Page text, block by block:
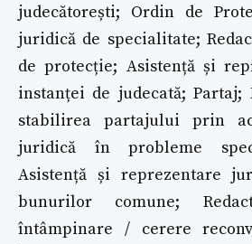
judecătorești; Ordin de
juridică de specialitate;
de protecție; Asistență și
instanței de judecată; Partaj;
stabilirea partajului prin
juridică în probleme
Asistență și reprezentare
bunurilor comune;
întâmpinare / cerere